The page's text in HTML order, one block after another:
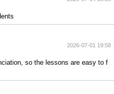
2026-07-01 19:58
so the lessons are easy to f